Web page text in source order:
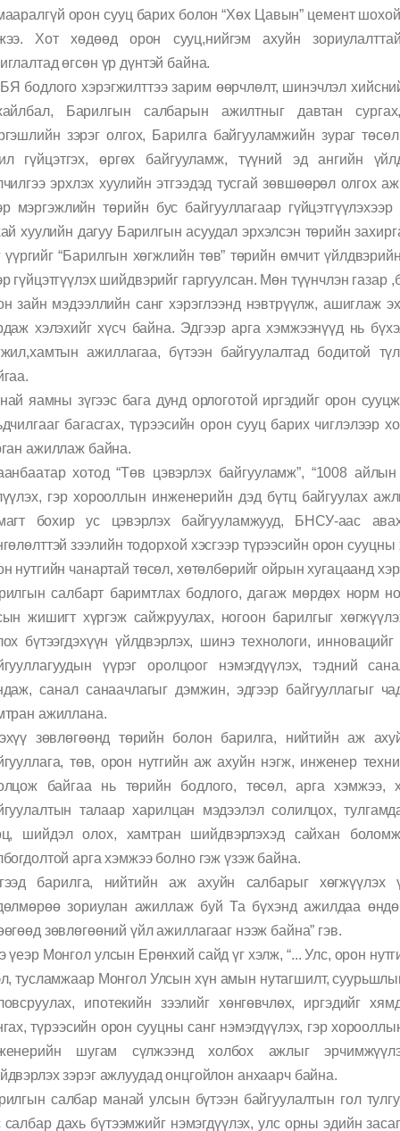
орон сууц барих болон “Хөх Цавын” цемент
Хот хөдөөд орон сууц,нийгэм ахуйн
өгсөн үр дүнтэй байна.
бодлого хэрэгжилттээ зарим өөрчлөлт, шинэчлэл
Барилгын салбарын ажилтныг давтан
зэрэг олгох, Барилга байгууламжийн зураг
гүйцэтгэх, өргөх байгууламж, түүний эд ангийн
эрхлэх хуулийн этгээдэд тусгай зөвшөөрөл олгох
мэргэжлийн төрийн бус байгууллагаар
хуулийн дагуу Барилгын асуудал эрхэлсэн төрийн
үүргийг “Барилгын хөгжлийн төв” төрийн өмчит
гүйцэтгүүлэх шийдвэрийг гаргуулсан. Мөн түүнчлэн газар
зайн мэдээллийн санг хэрэглээнд нэвтрүүлж, ашиглаж
хэлэхийг хүсч байна. Эдгээр арга хэмжээнүүд нь
ажиллагаа, бүтээн байгуулалтад бодитой
яамны зүгээс бага дунд орлоготой иргэдийг орон
багасгах, түрээсийн орон сууц барих чиглэлээр
ажиллаж байна.
хотод “Төв цэвэрлэх байгууламж”, “1008
гэр хорооллын инженерийн дэд бүтц байгуулах
бохир ус цэвэрлэх байгууламжууд, БНСУ-аас
зээлийн тодорхой хэсгээр түрээсийн орон
нутгийн чанартай төсөл, хөтөлбөрийг ойрын хугацаанд
салбарт баримтлах бодлого, дагаж мөрдөх норм
жишигт хүргэж сайжруулах, ногоон барилгыг
бүтээгдэхүүн үйлдвэрлэх, шинэ технологи,
үүрэг оролцоог нэмэгдүүлэх, тэдний
санал санаачлагыг дэмжин, эдгээр байгууллагыг
ажиллана.
зөвлөгөөнд төрийн болон барилга, нийтийн аж
төв, орон нутгийн аж ахуйн нэгж, инженер
байгаа нь төрийн бодлого, төсөл, арга хэмжээ,
талаар харилцан мэдээлэл солилцох,
шийдэл олох, хамтран шийдвэрлэхэд сайхан
арга хэмжээ болно гэж үзэж байна.
барилга, нийтийн аж ахуйн салбарыг хөгжүүлэх
зориулан ажиллаж буй Та бүхэнд ажилдаа
зөвлөгөөний үйл ажиллагааг нээж байна” гэв.
үеэр Монгол улсын Ерөнхий сайд үг хэлж, “... Улс, орон
тусламжаар Монгол Улсын хүн амын нутагшилт,
ипотекийн зээлийг хөнгөвчлөх, иргэдийг
түрээсийн орон сууцны санг нэмэгдүүлэх, гэр
шугам сүлжээнд холбох ажлыг
зэрэг ажлуудад онцгойлон анхаарч байна.
салбар манай улсын бүтээн байгуулалтын гол
салбар дахь бүтээмжийг нэмэгдүүлэх, улс орны эдийн